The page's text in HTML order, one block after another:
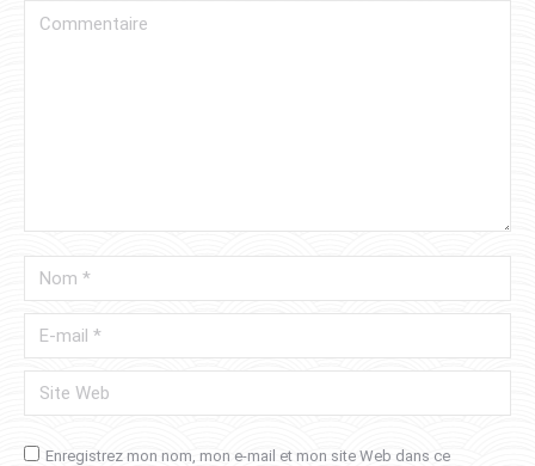
Commentaire
Nom *
E-mail *
Site Web
Enregistrez mon nom, mon e-mail et mon site Web dans ce